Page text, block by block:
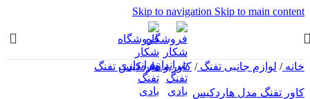
Skip to navigation Skip to main content
خانه/ لوازم جانبی تفنگ/ کاور و هاردکیس تفنگ
کاور تفنگ مدل هاردکیس